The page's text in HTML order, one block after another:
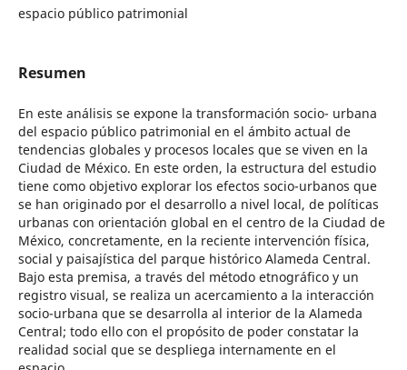
espacio público patrimonial
Resumen
En este análisis se expone la transformación socio- urbana
del espacio público patrimonial en el ámbito actual de
tendencias globales y procesos locales que se viven en la
Ciudad de México. En este orden, la estructura del estudio
tiene como objetivo explorar los efectos socio-urbanos que
se han originado por el desarrollo a nivel local, de políticas
urbanas con orientación global en el centro de la Ciudad de
México, concretamente, en la reciente intervención física,
social y paisajística del parque histórico Alameda Central.
Bajo esta premisa, a través del método etnográfico y un
registro visual, se realiza un acercamiento a la interacción
socio-urbana que se desarrolla al interior de la Alameda
Central; todo ello con el propósito de poder constatar la
realidad social que se despliega internamente en el